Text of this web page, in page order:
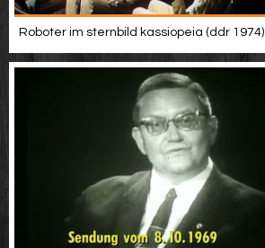
Roboter im sternbild kassiopeia (ddr 1974)